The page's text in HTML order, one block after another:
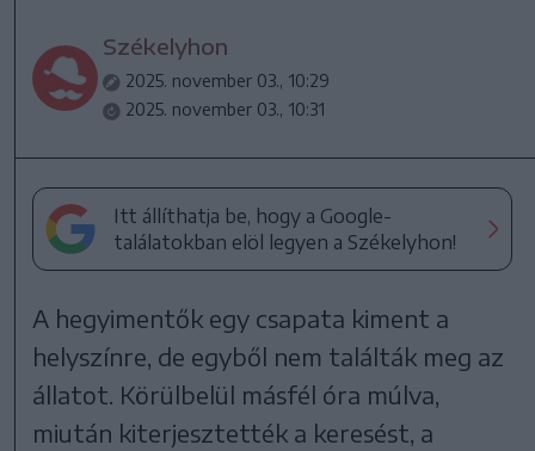
Székelyhon
2025. november 03., 10:29
2025. november 03., 10:31
Itt állíthatja be, hogy a Google-
találatokban elöl legyen a Székelyhon!
A hegyimentők egy csapata kiment a
helyszínre, de egyből nem találták meg az
állatot. Körülbelül másfél óra múlva,
miután kiterjesztették a keresést, a